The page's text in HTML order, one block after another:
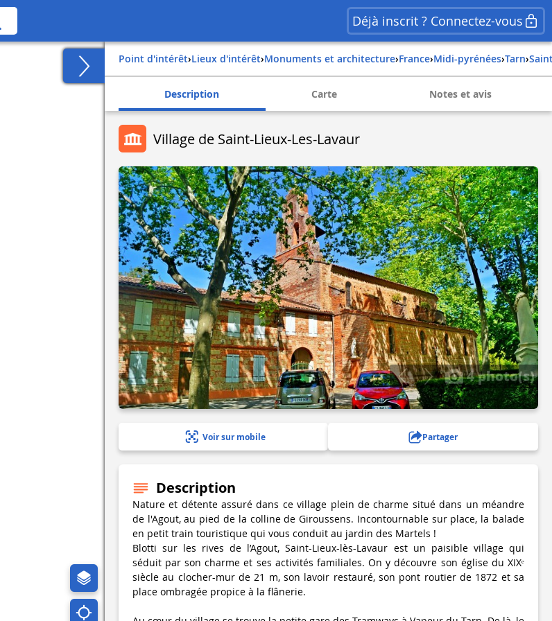
Déjà inscrit ? Connectez-vous
Point d'intérêt› Lieux d'intérêt› Monuments et architecture› france› midi-pyrénées› tarn›
Description Carte Notes et avis
Village de Saint-Lieux-Les-Lavaur
4 photo(s)
Voir sur mobile Partager
Description
Nature et détente assuré dans ce village plein de charme situé dans un méandre
de l'Agout, au pied de la colline de Giroussens. Incontournable sur place, la balade
en petit train touristique qui vous conduit au jardin des Martels !
Blotti sur les rives de l’Agout, Saint-Lieux-lès-Lavaur est un paisible village qui
séduit par son charme et ses activités familiales. On y découvre son église du XIXᵉ
siècle au clocher-mur de 21 m, son lavoir restauré, son pont routier de 1872 et sa
place ombragée propice à la flânerie.